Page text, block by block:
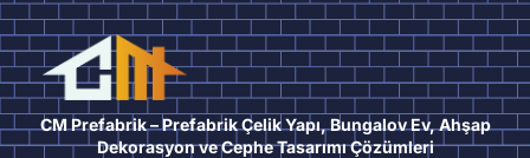
CM Prefabrik – Prefabrik Çelik Yapı, Bungalov Ev, Ahşap
Dekorasyon ve Cephe Tasarımı Çözümleri